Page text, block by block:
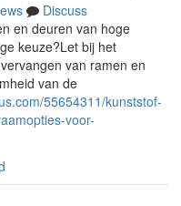
Discuss
en deuren van hoge
keuze?Let bij het
van ramen en
van de
55654311/kunststof-
voor-